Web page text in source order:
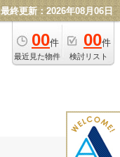
最終更新：2026年08月06日
00件
最近見た物件
00件
検討リスト